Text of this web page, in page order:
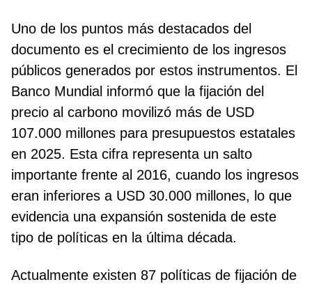
Uno de los puntos más destacados del
documento es el crecimiento de los ingresos
públicos generados por estos instrumentos. El
Banco Mundial informó que la fijación del
precio al carbono movilizó más de USD
107.000 millones para presupuestos estatales
en 2025. Esta cifra representa un salto
importante frente al 2016, cuando los ingresos
eran inferiores a USD 30.000 millones, lo que
evidencia una expansión sostenida de este
tipo de políticas en la última década.
Actualmente existen 87 políticas de fijación de